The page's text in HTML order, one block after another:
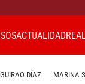
ACTUALIDAD
DÍAZ MARINA